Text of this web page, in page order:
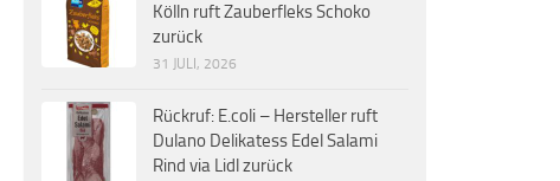
Kölln ruft Zauberfleks Schoko
zurück
31 JULI, 2026
Rückruf: E.coli – Hersteller ruft
Dulano Delikatess Edel Salami
Rind via Lidl zurück